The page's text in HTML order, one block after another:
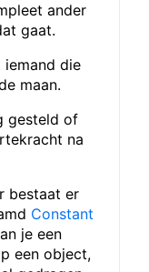
ander
gaat.
die
maan.
gesteld of
na
bestaat er
Constant
je een
een object,